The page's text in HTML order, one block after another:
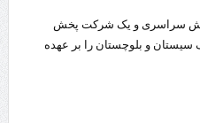
13 شرکت پخش سراسری و یک شرکت پخش
سیستان و بلوچستان را بر عهده